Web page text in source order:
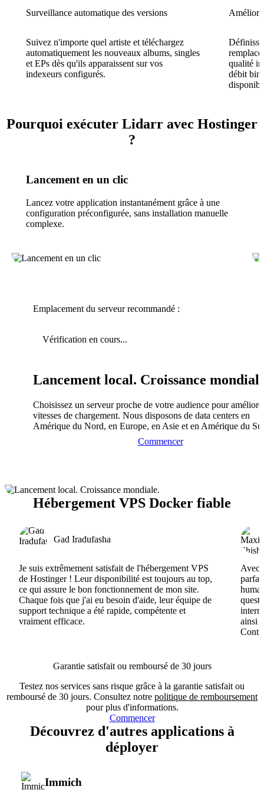
Surveillance automatique des versions
Suivez n'importe quel artiste et téléchargez
automatiquement les nouveaux albums, singles
et EPs dès qu'ils apparaissent sur vos
indexeurs configurés.
qualité
débit
Pourquoi exécuter Lidarr avec Hostinger
?
Lancement en un clic
Lancez votre application instantanément grâce à une
configuration préconfigurée, sans installation manuelle
complexe.
Emplacement du serveur recommandé :
Vérification en cours...
Lancement local. Croissance
Choisissez un serveur proche de votre audience pour
vitesses de chargement. Nous disposons de data centers en
Amérique du Nord, en Europe, en Asie et en Amérique du
Commencer
Hébergement VPS Docker fiable
Gad Iradufasha
Je suis extrêmement satisfait de l'hébergement VPS
de Hostinger ! Leur disponibilité est toujours au top,
ce qui assure le bon fonctionnement de mon site.
Chaque fois que j'ai eu besoin d'aide, leur équipe de
support technique a été rapide, compétente et
vraiment efficace.
Avec
ainsi
Garantie satisfait ou remboursé de 30 jours
Testez nos services sans risque grâce à la garantie satisfait ou
remboursé de 30 jours. Consultez notre politique de remboursement
pour plus d'informations.
Commencer
Découvrez d'autres applications à
déployer
Immich